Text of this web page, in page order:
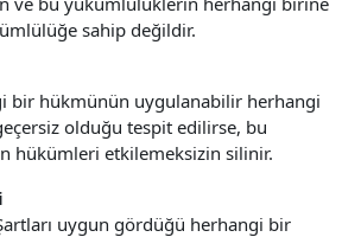
sahip değildir.
bir hükmünün uygulanabilir herhangi
olduğu tespit edilirse, bu
hükümleri etkilemeksizin silinir.
uygun gördüğü herhangi bir